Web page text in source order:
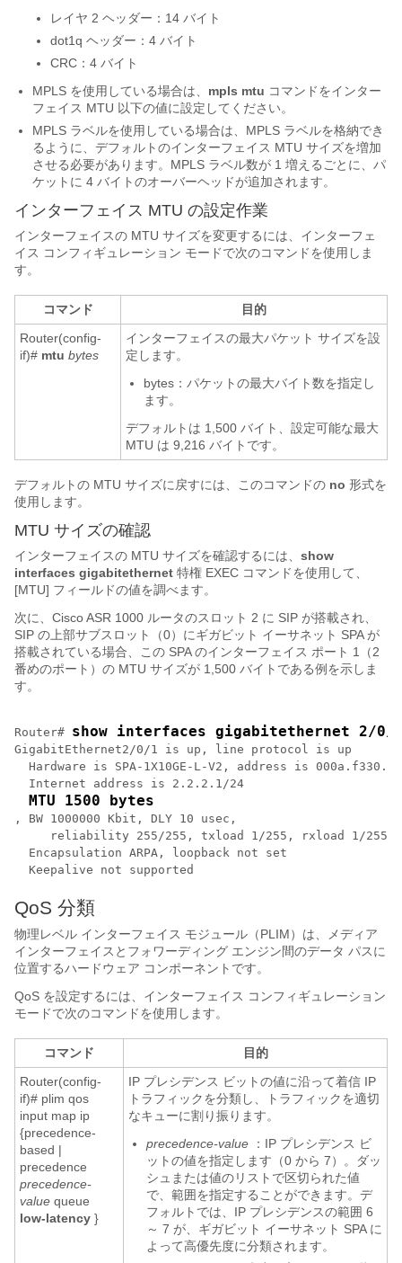
レイヤ 2 ヘッダー：14 バイト
dot1q ヘッダー：4 バイト
CRC：4 バイト
MPLS を使用している場合は、 mpls mtu コマンドをインター
フェイス MTU 以下の値に設定してください。
MPLS ラベルを使用している場合は、MPLS ラベルを格納でき
るように、デフォルトのインターフェイス MTU サイズを増加
させる必要があります。MPLS ラベル数が 1 増えるごとに、パ
ケットに 4 バイトのオーバーヘッドが追加されます。
インターフェイス MTU の設定作業
インターフェイスの MTU サイズを変更するには、インターフェ
イス コンフィギュレーション モードで次のコマンドを使用しま
す。
コマンド
目的
Router(config-
if)# mtu bytes
インターフェイスの最大パケット サイズを設
定します。
bytes ：パケットの最大バイト数を指定し
ます。
デフォルトは 1,500 バイト、設定可能な最大
MTU は 9,216 バイトです。
デフォルトの MTU サイズに戻すには、このコマンドの no 形式を
使用します。
MTU サイズの確認
インターフェイスの MTU サイズを確認するには、 show
interfaces gigabitethernet 特権 EXEC コマンドを使用して、
[MTU] フィールドの値を調べます。
次に、Cisco ASR 1000 ルータのスロット 2 に SIP が搭載され、
SIP の上部サブスロット（0）にギガビット イーサネット SPA が
搭載されている場合、この SPA のインターフェイス ポート 1（2
番めのポート）の MTU サイズが 1,500 バイトである例を示しま
す。
Router# show interfaces gigabitethernet 2/0/
GigabitEthernet2/0/1 is up, line protocol is up
Hardware is SPA-1X10GE-L-V2, address is
  Internet address is 2.2.2.1/24
MTU 1500 bytes
, BW 1000000 Kbit, DLY 10 usec,
     reliability 255/255, txload 1/255, rxload 1/255
  Encapsulation ARPA, loopback not set
  Keepalive not supported
QoS 分類
物理レベル インターフェイス モジュール（PLIM）は、メディア
インターフェイスとフォワーディング エンジン間のデータ パスに
位置するハードウェア コンポーネントです。
QoS を設定するには、インターフェイス コンフィギュレーション
モードで次のコマンドを使用します。
コマンド
目的
Router(config-
if)# plim qos
input map ip
{precedence-
based |
precedence
precedence-
value queue
low-latency }
IP プレシデンス ビットの値に沿って着信 IP
トラフィックを分類し、トラフィックを適切
なキューに割り振ります。
precedence-value
：IP プレシデンス ビ
ットの値を指定します（0 から 7）。ダッ
シュまたは値のリストで区切られた値
で、範囲を指定することができます。デ
フォルトでは、IP プレシデンスの範囲 6
～ 7 が、ギガビット イーサネット SPA に
よって高優先度に分類されます。